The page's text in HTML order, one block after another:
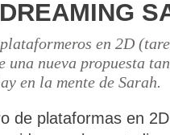
en 2D
una nueva propuesta
en la mente de Sarah.
de plataformas en